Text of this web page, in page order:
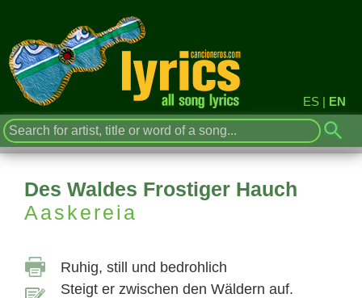
ES | EN
Des Waldes Frostiger Hauch
Aaskereia
Ruhig, still und bedrohlich
Steigt er zwischen den Wäldern auf.